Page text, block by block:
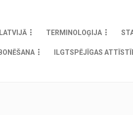
TERMINOLOĢIJA
ILGTSPĒJĪGAS